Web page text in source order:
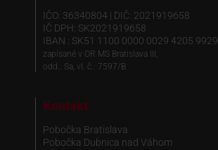
IČO: 36340804 | DIČ: 2021919658
IČ DPH: SK2021919658
IBAN : SK51 1100 0000 0029 4205 9929
zapísané v OR MS Bratislava III,
odd.: Sa, vl. č.: 7597/B
Kontakt
Pobočka Bratislava
Pobočka Dubnica nad Váhom